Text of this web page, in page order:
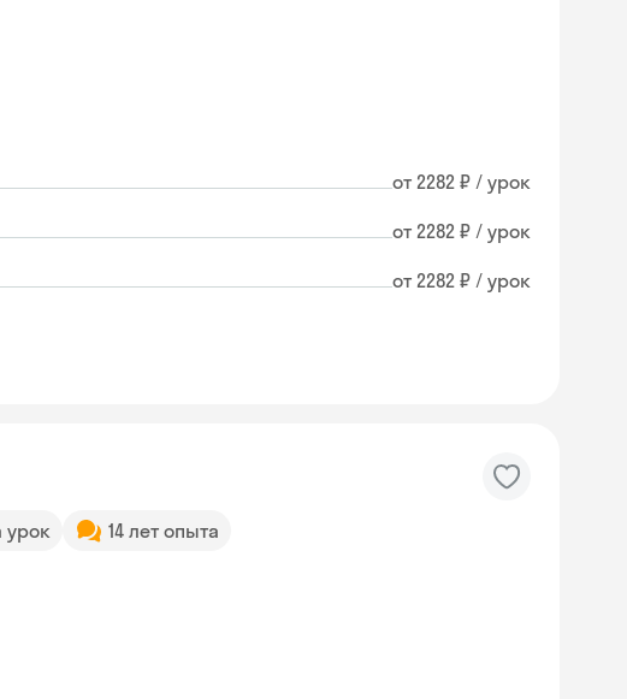
от 2282 ₽ / урок
от 2282 ₽ / урок
от 2282 ₽ / урок
урок 14 лет опыта